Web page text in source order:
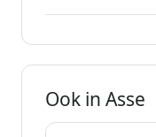
Ook in Asse